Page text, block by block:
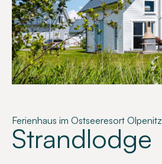
Ferienhaus im Ostseeresort Olpenitz
Strandlodge